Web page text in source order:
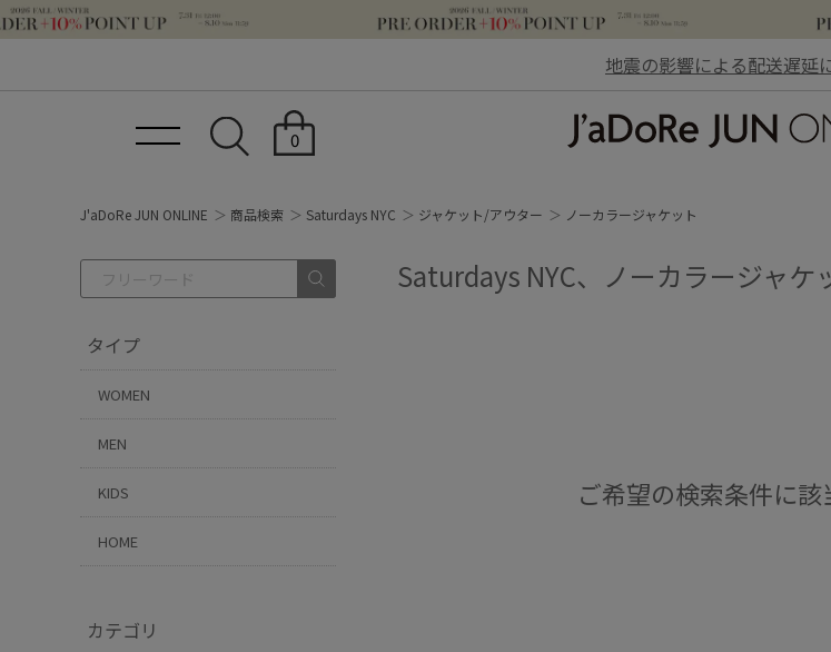
地震の影響による配送遅延
0
J'aDoRe JUN ONLINE 商品検索 Saturdays NYC ジャケット/アウター ノーカラージャケット
タイプ
WOMEN
MEN
KIDS
HOME
カテゴリ
Saturdays NYC、ノーカラージャケ
ご希望の検索条件に該